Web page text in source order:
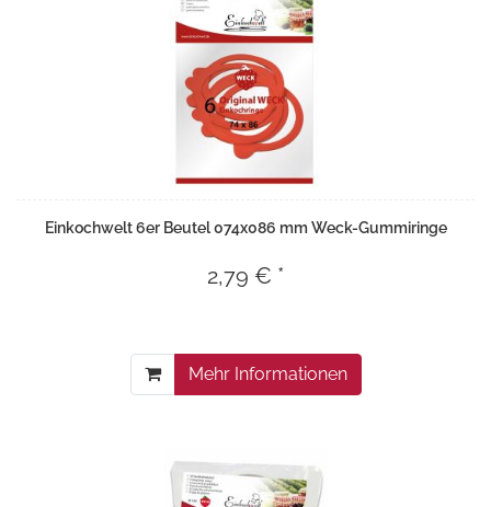
Einkochwelt 6er Beutel 074x086 mm Weck-Gummiringe
2,79 € *
Mehr Informationen